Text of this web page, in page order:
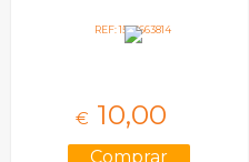
REF: 1565663814
€ 10,00